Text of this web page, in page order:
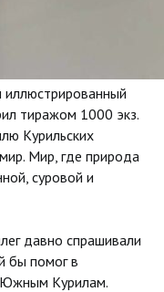
иллюстрированный
тиражом 1000 экз.
Курильских
Мир, где природа
суровой и
давно спрашивали
бы помог в
Южным Курилам.